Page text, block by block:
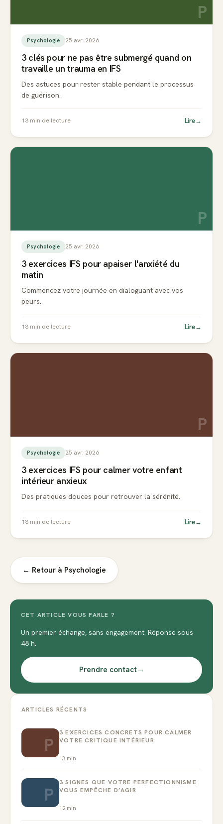
P
Psychologie 25 avr. 2026
3 clés pour ne pas être submergé quand on
travaille un trauma en IFS
Des astuces pour rester stable pendant le processus
de guérison.
13 min de lecture Lire→
P
Psychologie 25 avr. 2026
3 exercices IFS pour apaiser l'anxiété du
matin
Commencez votre journée en dialoguant avec vos
peurs.
13 min de lecture Lire→
P
Psychologie 25 avr. 2026
3 exercices IFS pour calmer votre enfant
intérieur anxieux
Des pratiques douces pour retrouver la sérénité.
13 min de lecture Lire→
← Retour à Psychologie
CET ARTICLE VOUS PARLE ?
Un premier échange, sans engagement. Réponse sous
48 h.
Prendre contact→
ARTICLES RÉCENTS
P
3 EXERCICES CONCRETS POUR CALMER
VOTRE CRITIQUE INTÉRIEUR
13 min
P
3 SIGNES QUE VOTRE PERFECTIONNISME
VOUS EMPÊCHE D’AGIR
12 min